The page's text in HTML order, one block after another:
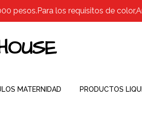
pesos.Para los requisitos de
MATERNIDAD PRODUCTOS